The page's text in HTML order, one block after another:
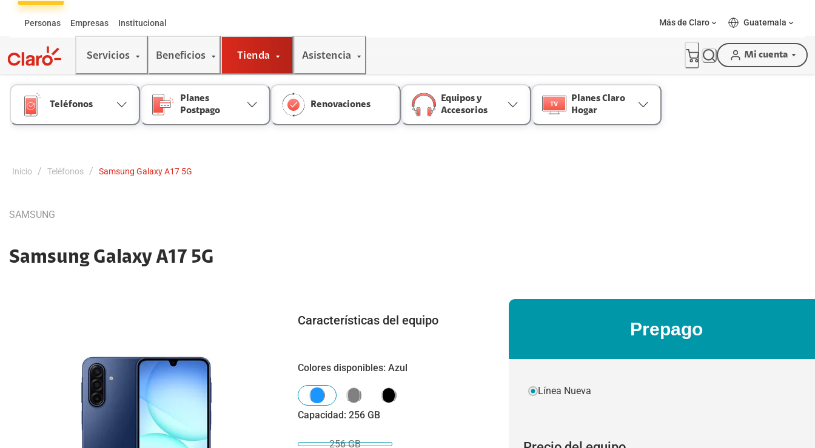
Personas Empresas Institucional Más de Claro Guatemala
Servicios Beneficios Tienda Asistencia Mi cuenta
Teléfonos
Planes
Postpago
Renovaciones
Equipos y
Accesorios
Planes Claro
Hogar
Inicio / Teléfonos / Samsung Galaxy A17 5G
SAMSUNG
Samsung Galaxy A17 5G
Características del equipo
Colores disponibles: Azul
Capacidad: 256 GB
256 GB
Prepago
Línea Nueva